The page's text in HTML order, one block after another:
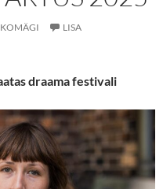
LISA
draama festivali